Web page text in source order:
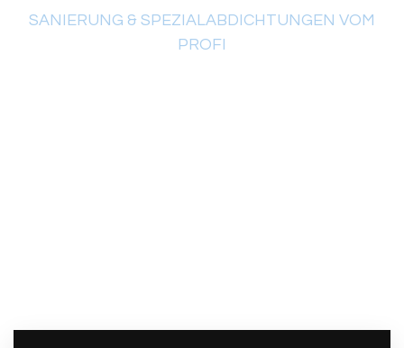
SANIERUNG & SPEZIALABDICHTUNGEN VOM
PROFI